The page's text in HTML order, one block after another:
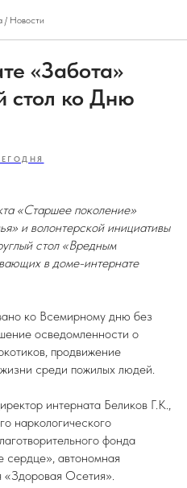
/ Новости
«Забота»
стол ко Дню
«Старшее поколение»
и волонтерской инициативы
стол «Вредным
в доме-интернате
ко Всемирному дню без
осведомленности о
продвижение
среди пожилых людей.
интерната Беликов Г.К.,
наркологического
фонда
сердце», автономная
«Здоровая Осетия».